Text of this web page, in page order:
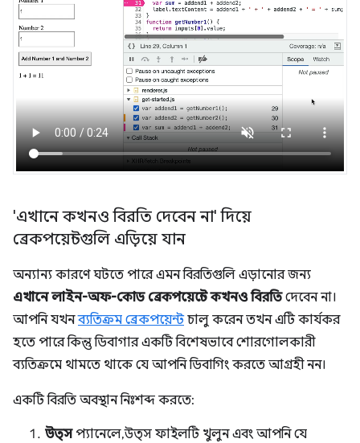
'এখানে কখনও বিরতি দেবেন না' দিয়ে
ব্রেকপয়েন্টগুলি এড়িয়ে যান
অন্যান্য কারণে ঘটতে পারে এমন বিরতিগুলি এড়ানোর জন্য
এখানে লাইন-অফ-কোড ব্রেকপয়েন্টে কখনও বিরতিদেবেন না।
আপনি যখনব্যতিক্রম ব্রেকপয়েন্টচালু করেন তখন এটি কার্যকর
হতে পারে কিন্তু ডিবাগার একটি বিশেষভাবে শোরগোলকারী
ব্যতিক্রমে থামতে থাকে যে আপনি ডিবাগিং করতে আগ্রহী নন।
একটি বিরতি অবস্থান নিঃশব্দ করতে:
উত্সপ্যানেলে, উত্স ফাইলটি খুলুন এবং আপনি যে